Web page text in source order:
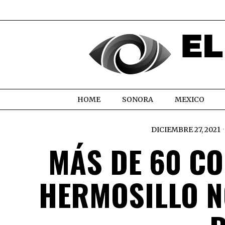
HOME SONORA MEXICO
DICIEMBRE 27, 2021
MÁS DE 60
HERMOSILLO